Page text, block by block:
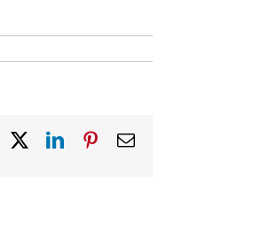
FacebookLinkedInPinterest
Email